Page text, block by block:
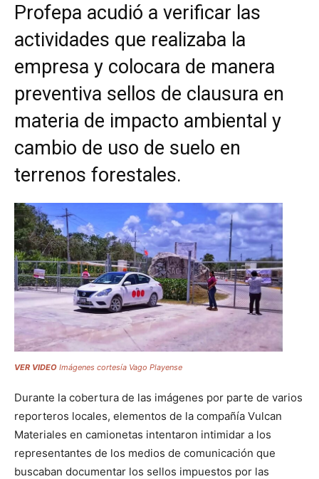
Profepa acudió a verificar las
actividades que realizaba la
empresa y colocara de manera
preventiva sellos de clausura en
materia de impacto ambiental y
cambio de uso de suelo en
terrenos forestales.
VER VIDEO Imágenes cortesía Vago Playense
Durante la cobertura de las imágenes por parte de varios
reporteros locales, elementos de la compañía Vulcan
Materiales en camionetas intentaron intimidar a los
representantes de los medios de comunicación que
buscaban documentar los sellos impuestos por las